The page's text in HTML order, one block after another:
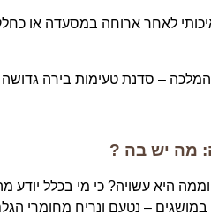
לאחר ארוחה במסעדה או
– סדנת טעימות בירה
מה יש בה ?
היא עשויה? כי מי בכלל יודע
– נטעם ונריח מחומרי